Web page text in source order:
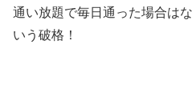
通い放題で毎日通った場合は
いう破格！